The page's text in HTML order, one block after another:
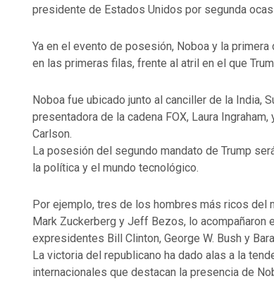
presidente de Estados Unidos por segunda
Ya en el evento de posesión, Noboa y la
en las primeras filas, frente al atril en el que
Noboa fue ubicado junto al canciller de la India,
presentadora de la cadena FOX, Laura
Carlson.
La posesión del segundo mandato de Trump
la política y el mundo tecnológico.
Por ejemplo, tres de los hombres más ricos del
Mark Zuckerberg y Jeff Bezos, lo acompañaron
expresidentes Bill Clinton, George W. Bush y
La victoria del republicano ha dado alas a la
internacionales que destacan la presencia de